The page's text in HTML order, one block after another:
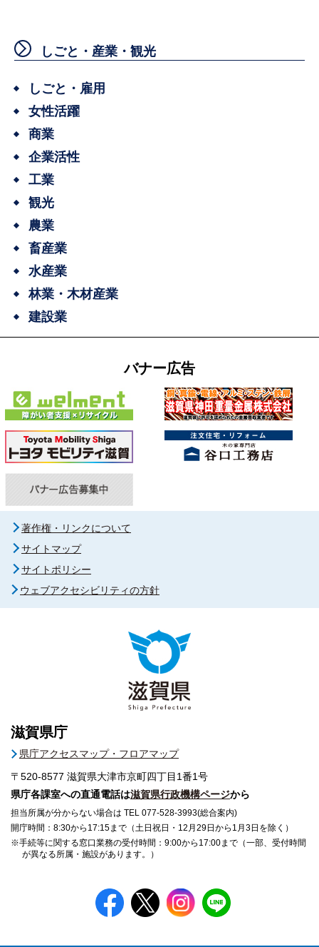
しごと・産業・観光
しごと・雇用
女性活躍
商業
企業活性
工業
観光
農業
畜産業
水産業
林業・木材産業
建設業
バナー広告
著作権・リンクについて
サイトマップ
サイトポリシー
ウェブアクセシビリティの方針
滋賀県庁
県庁アクセスマップ・フロアマップ
〒520-8577 滋賀県大津市京町四丁目1番1号
県庁各課室への直通電話は滋賀県行政機構ページから
担当所属が分からない場合は TEL 077-528-3993(総合案内)
開庁時間：8:30から17:15まで（土日祝日・12月29日から1月3日を除く）
※手続等に関する窓口業務の受付時間：9:00から17:00まで（一部、受付時間
が異なる所属・施設があります。）